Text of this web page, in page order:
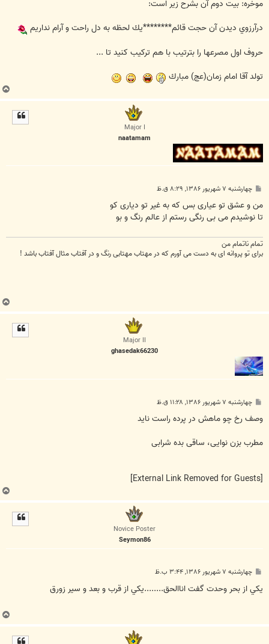
موخره: بيت دوم آن بشرح زير است:
درآرزوي ديدن آن حجت قائم********يك لحظه به دل راحت و آرام نداريم
حروف اول مصرعها را بترتيب با هم تركيب كنيد تا ...
تولد آقا امام زمان(عج) مبارك
ب
ا
Major I
naatamam
پ
ت
چهارشنبه ۷ شهریور ۱۳۸۶, ۸:۲۹ ق.ظ
من و عشق تو عیاری بس که به غیر تو دیاری کو
تا نوشیدم می بی رنگی رستم از عالم رنگ و بو
تمام ناتمام من
برای تو پروانه ای به دست می آورم که در مهتاب مهتابی رنگ و در آفتاب مثال آفتاب باشد !
ب
ا
Major II
ghasedak66230
پ
ت
چهارشنبه ۷ شهریور ۱۳۸۶, ۱۱:۲۸ ق.ظ
وصف رخ چو ماهش در پرده راست ناید
مطرب بزن نوایی، ساقی بده شرابی
ب
ا
Novice Poster
Seymon86
پ
ت
چهارشنبه ۷ شهریور ۱۳۸۶, ۳:۴۴ ب.ظ
يکي از بحر وحدت گفت اناالحق........يکي از قرب و بعد و سير زورق
ب
ا